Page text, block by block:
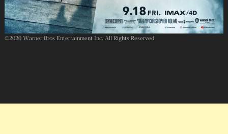
©2020 Warner Bros Entertainment Inc. All Rights Reserved